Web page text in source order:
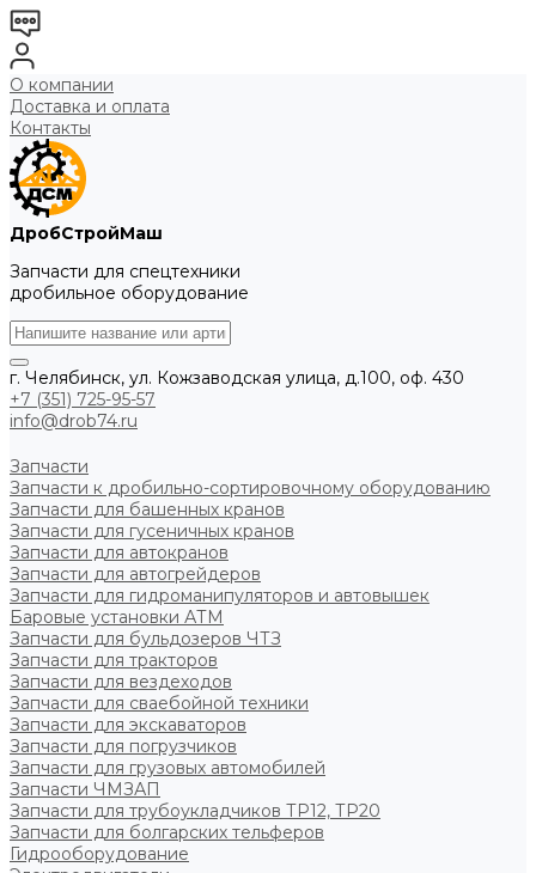
О компании
Доставка и оплата
Контакты
ДробСтройМаш
Запчасти для спецтехники
дробильное оборудование
г. Челябинск, ул. Кожзаводская улица, д.100, оф. 430
+7 (351) 725-95-57
info@drob74.ru
Запчасти
Запчасти к дробильно-сортировочному оборудованию
Запчасти для башенных кранов
Запчасти для гусеничных кранов
Запчасти для автокранов
Запчасти для автогрейдеров
Запчасти для гидроманипуляторов и автовышек
Баровые установки АТМ
Запчасти для бульдозеров ЧТЗ
Запчасти для тракторов
Запчасти для вездеходов
Запчасти для сваебойной техники
Запчасти для экскаваторов
Запчасти для погрузчиков
Запчасти для грузовых автомобилей
Запчасти ЧМЗАП
Запчасти для трубоукладчиков ТР12, ТР20
Запчасти для болгарских тельферов
Гидрооборудование